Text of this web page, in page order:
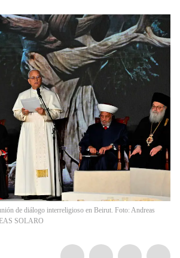
de diálogo interreligioso en Beirut. Foto: Andreas
SOLARO